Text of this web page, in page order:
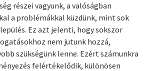
részei vagyunk, a valóságban
a problémákkal küzdünk, mint sok
Ez azt jelenti, hogy sokszor
nem jutunk hozzá,
szükségünk lenne. Ezért számunkra
felértékelődik, különösen